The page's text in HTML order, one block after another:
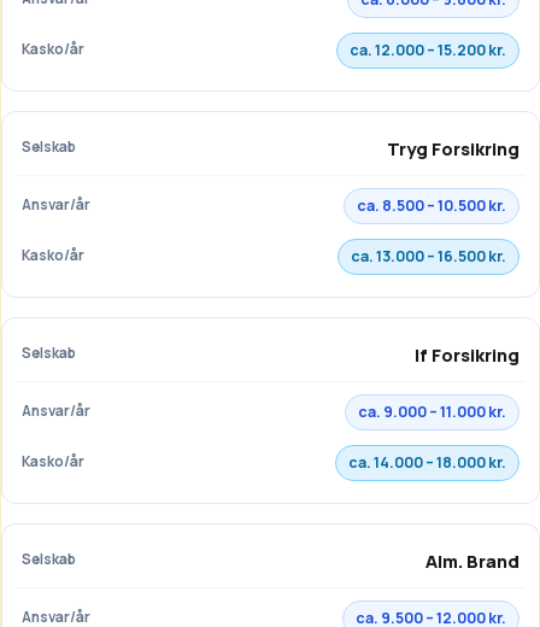
ca. 12.000 – 15.200 kr.
Tryg Forsikring
ca. 8.500 – 10.500 kr.
ca. 13.000 – 16.500 kr.
If Forsikring
ca. 9.000 – 11.000 kr.
ca. 14.000 – 18.000 kr.
Alm. Brand
ca. 9.500 – 12.000 kr.